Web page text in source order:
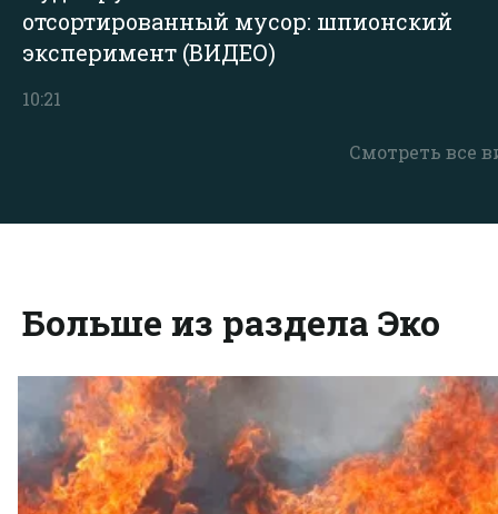
Смотреть все
отсортированный мусор: шпионский
эксперимент (ВИДЕО)
10:21
Больше из раздела Эко